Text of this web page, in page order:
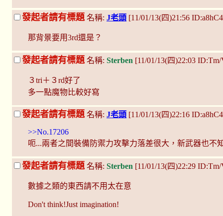
發起者請有標題 名稱: J老頭 [11/01/13(四)21:56
那背景要用3rd還是？
發起者請有標題 名稱: Sterben [11/01/13(四)22:03
３tri＋３rd好了
多一點魔物比較好寫
發起者請有標題名稱: J老頭 [11/01/13(四)22:16
>>No.17206
呃...兩者之間裝備防禦力攻擊力落差很大，新武器也不
發起者請有標題 名稱: Sterben [11/01/13(四)22:29
數據之類的東西請不用太在意
Don't think!Just imagination!